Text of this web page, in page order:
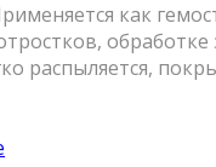
как
распыляется,